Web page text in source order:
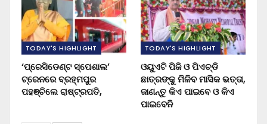
TODAY'S HIGHLIGHT
‘ପ୍ରେସିଡେଣ୍ଟ ସ୍ପେଶାଲ’
ଟ୍ରେନରେ ବ୍ରହ୍ମପୁର
ପହଞ୍ଚିଲେ ରାଷ୍ଟ୍ରପତି,
TODAY'S HIGHLIGHT
ଓୟୁଏଟି ପିଜି ଓ ପିଏଚ୍‌ଡି
ଛାତ୍ରଙ୍କୁ ମିଳିବ ମାସିକ ଭତ୍ତା,
ଜାଣନ୍ତୁ କିଏ ପାଇବେ ଓ କିଏ
ପାଇବେନି